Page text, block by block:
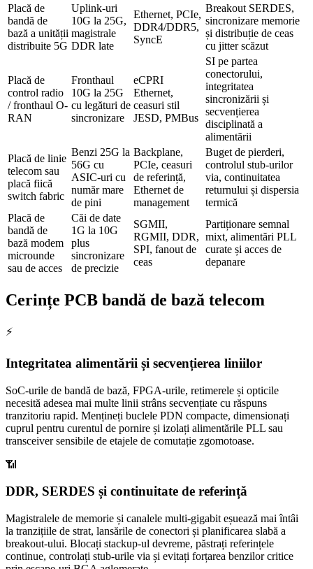
Placă de
bandă de
bază a unității
distribuite 5G
Uplink-uri
10G la 25G,
magistrale
DDR late
Ethernet, PCIe,
DDR4/DDR5,
SyncE
Breakout SERDES,
sincronizare memorie
și distribuție de ceas
cu jitter scăzut
Placă de
control radio
/ fronthaul O-
RAN
Fronthaul
10G la 25G
cu legături de
sincronizare
eCPRI
Ethernet,
ceasuri stil
JESD, PMBus
SI pe partea
conectorului,
integritatea
sincronizării și
secvențierea
disciplinată a
alimentării
Placă de linie
telecom sau
placă fiică
switch fabric
Benzi 25G la
56G cu
ASIC-uri cu
număr mare
de pini
Backplane,
PCIe, ceasuri
de referință,
Ethernet de
management
Buget de pierderi,
controlul stub-urilor
via, continuitatea
returnului și dispersia
termică
Placă de
bandă de
bază modem
microunde
sau de acces
Căi de date
1G la 10G
plus
sincronizare
de precizie
SGMII,
RGMII, DDR,
SPI, fanout de
ceas
Partiționare semnal
mixt, alimentări PLL
curate și acces de
depanare
Cerințe PCB bandă de bază telecom
⚡
Integritatea alimentării și secvențierea liniilor
SoC-urile de bandă de bază, FPGA-urile, retimerele și opticile
necesită adesea mai multe linii strâns secvențiate cu răspuns
tranzitoriu rapid. Mențineți buclele PDN compacte, dimensionați
cuprul pentru curentul de pornire și izolați alimentările PLL sau
transceiver sensibile de etajele de comutație zgomotoase.
📶
DDR, SERDES și continuitate de referință
Magistralele de memorie și canalele multi-gigabit eșuează mai întâi
la tranzițiile de strat, lansările de conectori și planificarea slabă a
breakout-ului. Blocați stackup-ul devreme, păstrați referințele
continue, controlați stub-urile via și evitați forțarea benzilor critice